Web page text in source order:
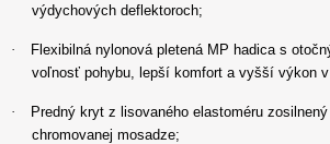
výdychových deflektoroch;
·
Flexibilná nylonová pletená MP hadica s
voľnosť pohybu, lepší komfort a vyšší výkon
·
Predný kryt z lisovaného elastoméru
chromovanej mosadze;